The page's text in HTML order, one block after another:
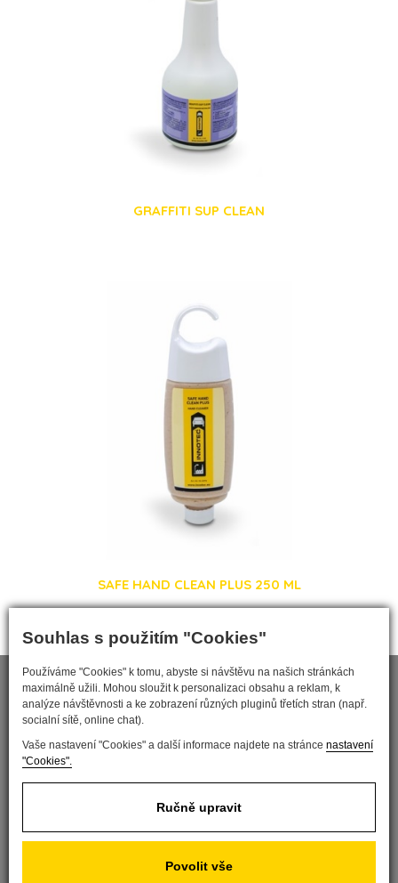
Souhlas s použitím "Cookies"
Používáme "Cookies" k tomu, abyste si návštěvu na našich stránkách
maximálně užili. Mohou sloužit k personalizaci obsahu a reklam, k
analýze návštěvnosti a ke zobrazení různých pluginů třetích stran (např.
socialní sítě, online chat).
Vaše nastavení "Cookies" a další informace najdete na stránce nastavení
"Cookies".
Ručně upravit
Povolit vše
GRAFFITI SUP CLEAN
SAFE HAND CLEAN PLUS 250 ML